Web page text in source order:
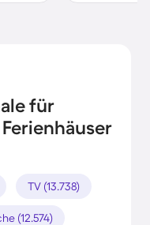
für
TV (13.738)
(12.574)